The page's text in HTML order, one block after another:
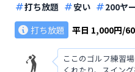
打ち放題
安い 200ヤ
打ち放題
平日 1,000円/
ここのゴルフ練習